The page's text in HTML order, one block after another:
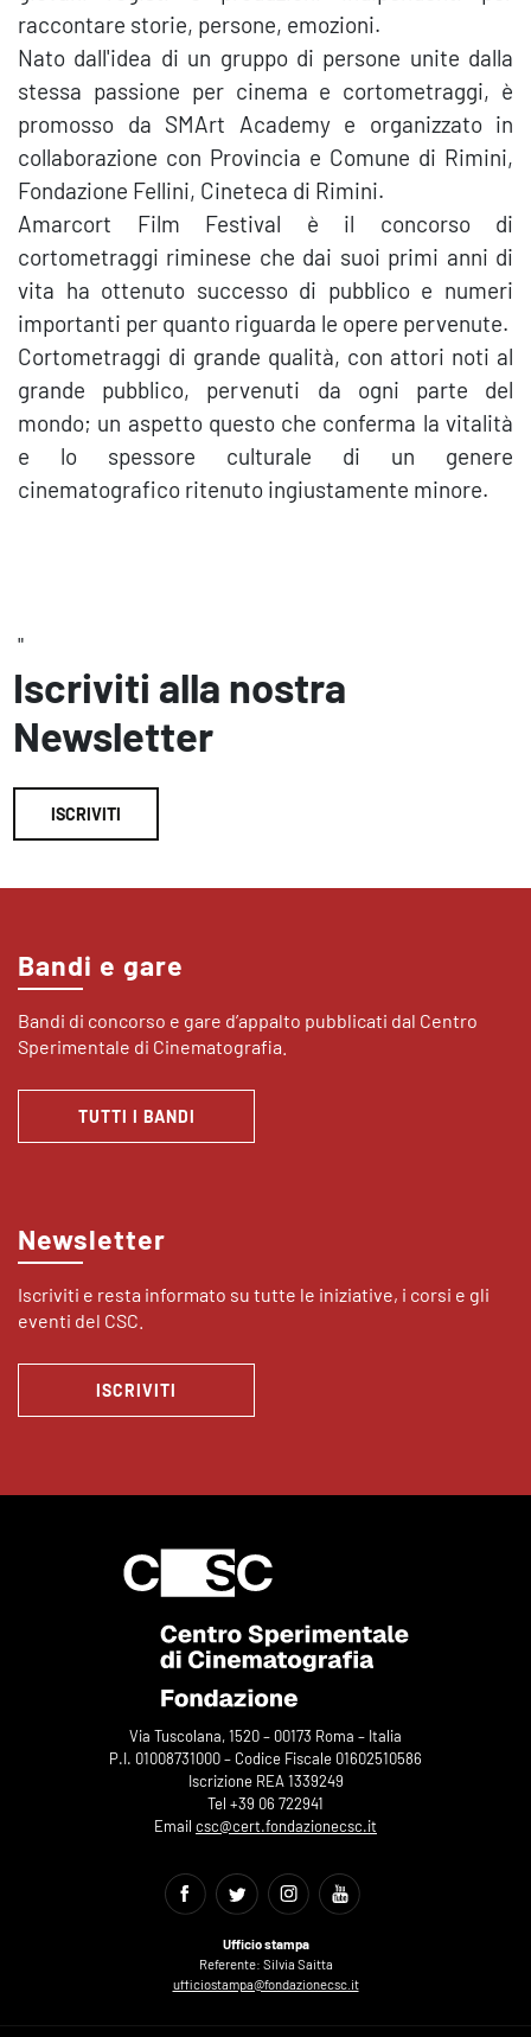
raccontare storie, persone, emozioni.
Nato dall'idea di un gruppo di persone unite dalla
stessa passione per cinema e cortometraggi, è
promosso da SMArt Academy e organizzato in
collaborazione con Provincia e Comune di Rimini,
Fondazione Fellini, Cineteca di Rimini.
Amarcort Film Festival è il concorso di
cortometraggi riminese che dai suoi primi anni di
vita ha ottenuto successo di pubblico e numeri
importanti per quanto riguarda le opere pervenute.
Cortometraggi di grande qualità, con attori noti al
grande pubblico, pervenuti da ogni parte del
mondo; un aspetto questo che conferma la vitalità
e lo spessore culturale di un genere
cinematografico ritenuto ingiustamente minore.
"
Iscriviti alla nostra
Newsletter
ISCRIVITI
Bandi e gare
Bandi di concorso e gare d’appalto pubblicati dal Centro
Sperimentale di Cinematografia.
TUTTI I BANDI
Newsletter
Iscriviti e resta informato su tutte le iniziative, i corsi e gli
eventi del CSC.
ISCRIVITI
Via Tuscolana, 1520 – 00173 Roma – Italia
P.I. 01008731000 – Codice Fiscale 01602510586
Iscrizione REA 1339249
Tel +39 06 722941
Email csc@cert.fondazionecsc.it
Ufficio stampa
Referente: Silvia Saitta
ufficiostampa@fondazionecsc.it